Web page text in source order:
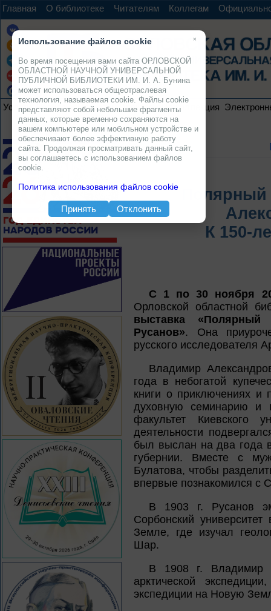
Главная О библиотеке Читателям Коллегам
Услуги Ресурсы Проекты Электронная коллекция
К 150-
С 1 по 30 ноября
Орловской областной
выставка «Полярный
Русанов». Она
русского исследователя
Владимир
года в небогатой
книги о приключениях и
духовную семинарию и
факультет Киевского
деятельности
был выслан на два года
губернии. Вместе с
Булатова, чтобы
впервые познакомился с
В 1903 г. Русанов
Сорбонский
Земле, где изучал
Шар.
В 1908 г. Владимир
арктической
экспедиции на Новую
×
Использование файлов cookie
Во время посещения вами сайта ОРЛОВСКОЙ
ОБЛАСТНОЙ НАУЧНОЙ УНИВЕРСАЛЬНОЙ
ПУБЛИЧНОЙ БИБЛИОТЕКИ ИМ. И. А. Бунина
может использоваться общеотраслевая
технология, называемая cookie. Файлы cookie
представляют собой небольшие фрагменты
данных, которые временно сохраняются на
вашем компьютере или мобильном устройстве и
обеспечивают более эффективную работу
сайта. Продолжая просматривать данный сайт,
вы соглашаетесь с использованием файлов
cookie.
Политика использования файлов cookie
Принять Отклонить